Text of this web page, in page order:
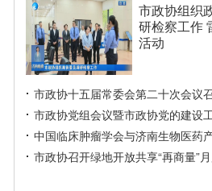
市政协组织
研检察工作
活动
市政协十五届常委会第二十次会议
市政协党组会议暨市政协党的建设
中国临床肿瘤学会与济南生物医药
市政协召开绿地开放共享“再商量”